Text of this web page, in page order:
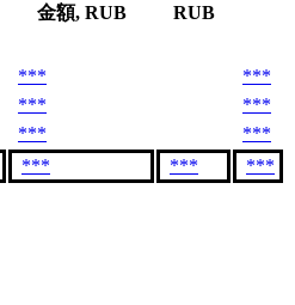
金額, RUB
RUB
***
***
***
***
***
***
*** ***
***